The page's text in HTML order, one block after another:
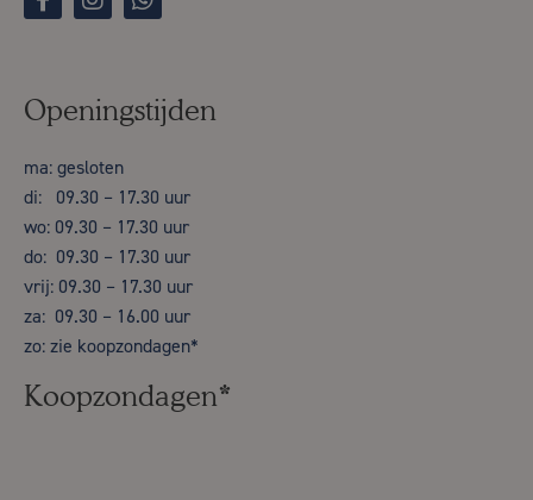
Openingstijden
ma: gesloten
di: 09.30 – 17.30 uur
wo: 09.30 – 17.30 uur
do: 09.30 – 17.30 uur
vrij: 09.30 – 17.30 uur
za: 09.30 – 16.00 uur
zo: zie koopzondagen*
Koopzondagen*